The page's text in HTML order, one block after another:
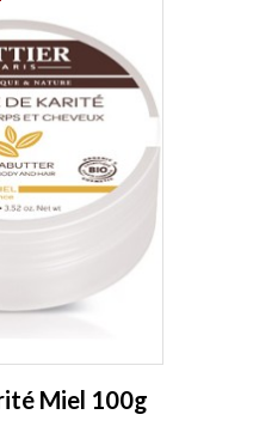
Miel 100g